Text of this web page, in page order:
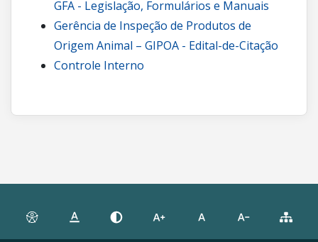
GFA - Legislação, Formulários e Manuais
Gerência de Inspeção de Produtos de
Origem Animal – GIPOA - Edital-de-Citação
Controle Interno